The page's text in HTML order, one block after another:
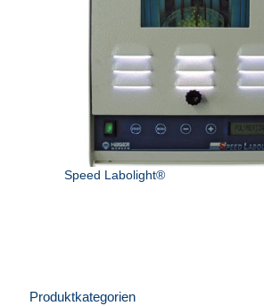
Speed Labolight®
Produktkategorien